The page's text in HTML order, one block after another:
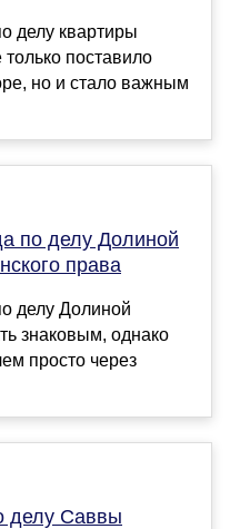
делу квартиры
поставило
но и стало важным
по делу Долиной
права
делу Долиной
знаковым, однако
просто через
делу Саввы